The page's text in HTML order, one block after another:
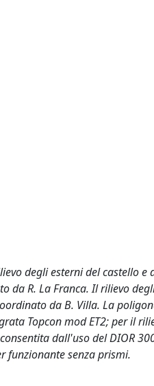
degli esterni del castello
da R. La Franca. Il rilievo
da B. Villa. La
Topcon mod ET2; per il
dall'uso del DIOR
funzionante senza prismi.